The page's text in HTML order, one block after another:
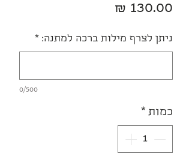
ניתן לצרף מילות ברכה למתנה: *
0/500
כמות *